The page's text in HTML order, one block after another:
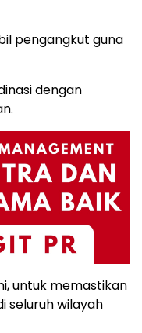
pengangkut guna
dengan
untuk memastikan
seluruh wilayah